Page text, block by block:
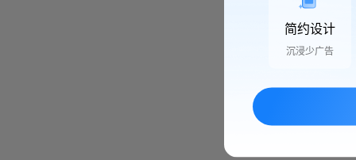
简约设计
沉浸少广告